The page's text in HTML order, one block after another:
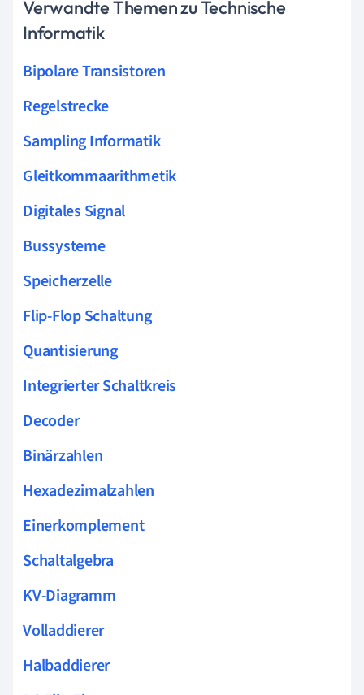
Verwandte Themen zu Technische
Informatik
Bipolare Transistoren
Regelstrecke
Sampling Informatik
Gleitkommaarithmetik
Digitales Signal
Bussysteme
Speicherzelle
Flip-Flop Schaltung
Quantisierung
Integrierter Schaltkreis
Decoder
Binärzahlen
Hexadezimalzahlen
Einerkomplement
Schaltalgebra
KV-Diagramm
Volladdierer
Halbaddierer